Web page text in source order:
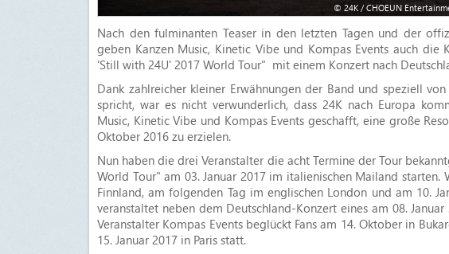
© 24K / CHOEUN
Nach den fulminanten Teaser in den letzten Tagen und der
geben Kanzen Music, Kinetic Vibe und Kompas Events auch
'Still with 24U' 2017 World Tour" mit einem Konzert nach
Dank zahlreicher kleiner Erwähnungen der Band und speziell
spricht, war es nicht verwunderlich, dass 24K nach Europa
Music, Kinetic Vibe und Kompas Events geschafft, eine große
Oktober 2016 zu erzielen.
Nun haben die drei Veranstalter die acht Termine der Tour
World Tour" am 03. Januar 2017 im italienischen Mailand starten.
Finnland, am folgenden Tag im englischen London und am 10.
veranstaltet neben dem Deutschland-Konzert eines am 08.
Veranstalter Kompas Events beglückt Fans am 14. Oktober in
15. Januar 2017 in Paris statt.